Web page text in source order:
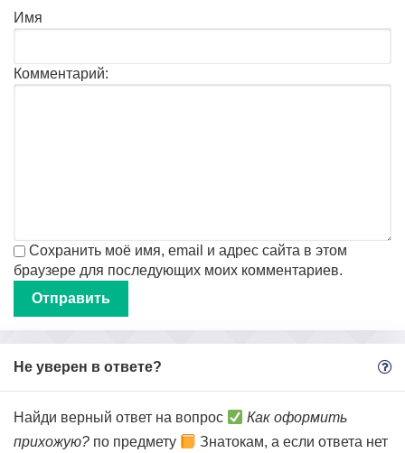
Имя
Комментарий:
Сохранить моё имя, email и адрес сайта в этом
браузере для последующих моих комментариев.
Не уверен в ответе?
Найди верный ответ на вопрос
Как оформить
прихожую? по предмету
Знатокам, а если ответа нет